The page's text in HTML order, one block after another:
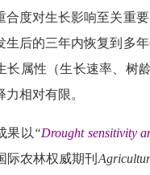
合度对生长影响至关重要
生后的三年内恢复到多年
长属性（生长速率、树
力相对有限。
果以 “Drought sensitivity
际农林权威期刊